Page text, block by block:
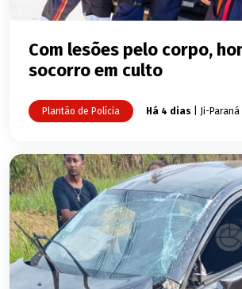
Com lesões pelo corpo,
socorro em culto
Plantão de Polícia Há 4 dias | Ji-Paraná